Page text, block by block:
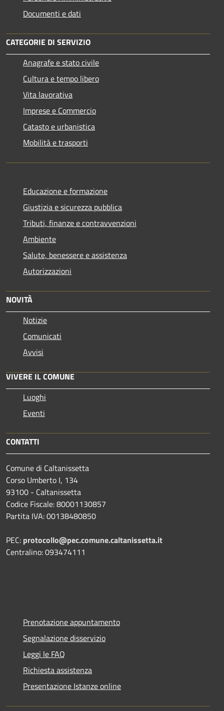
Documenti e dati
CATEGORIE DI SERVIZIO
Anagrafe e stato civile
Cultura e tempo libero
Vita lavorativa
Imprese e Commercio
Catasto e urbanistica
Mobilità e trasporti
Educazione e formazione
Giustizia e sicurezza pubblica
Tributi, finanze e contravvenzioni
Ambiente
Salute, benessere e assistenza
Autorizzazioni
NOVITÀ
Notizie
Comunicati
Avvisi
VIVERE IL COMUNE
Luoghi
Eventi
CONTATTI
Comune di Caltanissetta
Corso Umberto I, 134
93100 - Caltanissetta
Codice Fiscale: 80001130857
Partita IVA: 00138480850
PEC: protocollo@pec.comune.caltanissetta.it
Centralino: 093474111
Prenotazione appuntamento
Segnalazione disservizio
Leggi le FAQ
Richiesta assistenza
Presentazione Istanze online